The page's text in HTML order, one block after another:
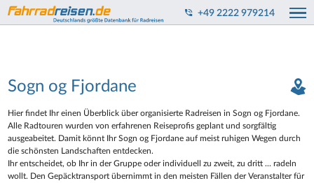
+49 2222 979214
Sogn og Fjordane
Hier findet Ihr einen Überblick über organisierte Radreisen in Sogn og Fjordane.
Alle Radtouren wurden von erfahrenen Reiseprofis geplant und sorgfältig
ausgeabeitet. Damit könnt Ihr Sogn og Fjordane auf meist ruhigen Wegen durch
die schönsten Landschaften entdecken.
Ihr entscheidet, ob Ihr in der Gruppe oder individuell zu zweit, zu dritt ... radeln
wollt. Den Gepäcktransport übernimmt in den meisten Fällen der Veranstalter für